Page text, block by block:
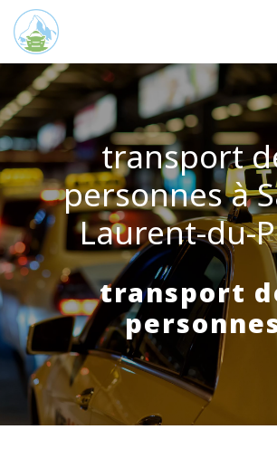
transport
personnes à
Laurent-du-
transport
Panneau de gestion des cookies